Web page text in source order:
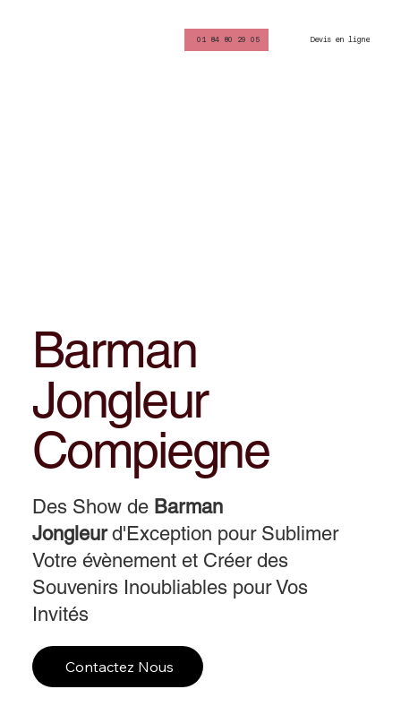
01 84 80 29 05 Devis en ligne
Barman
Jongleur
Compiegne
Des Show de Barman
Jongleurd'Exception pour Sublimer
Votre évènement et Créer des
Souvenirs Inoubliables pour Vos
Invités
Contactez Nous